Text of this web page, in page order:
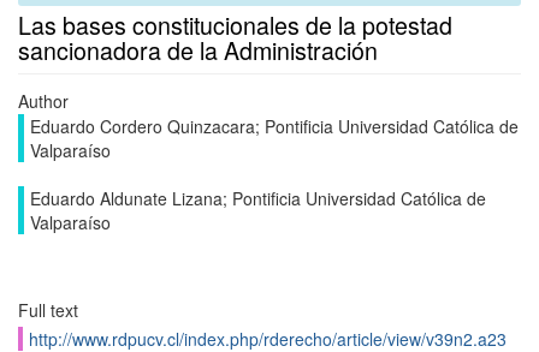
Las bases constitucionales de la potestad
sancionadora de la Administración
Author
Eduardo Cordero Quinzacara; Pontificia Universidad Católica de
Valparaíso
Eduardo Aldunate Lizana; Pontificia Universidad Católica de
Valparaíso
Full text
http://www.rdpucv.cl/index.php/rderecho/article/view/v39n2.a23